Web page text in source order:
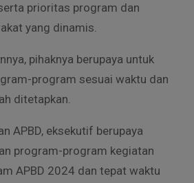
prioritas program dan
yang dinamis.
pihaknya berupaya untuk
program sesuai waktu dan
ditetapkan.
APBD, eksekutif berupaya
program-program kegiatan
APBD 2024 dan tepat waktu